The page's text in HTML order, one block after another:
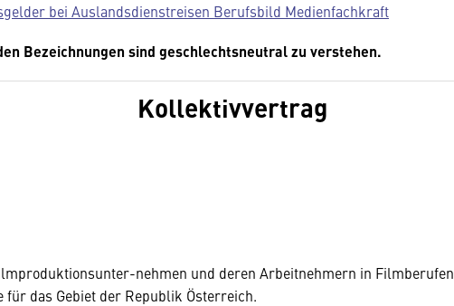
bei Auslandsdienstreisen Berufsbild Medienfachkraft
Bezeichnungen sind geschlechtsneutral zu verstehen.
Kollektivvertrag
nehmen und deren Arbeitnehmern in Filmberufen
das Gebiet der Republik Österreich.